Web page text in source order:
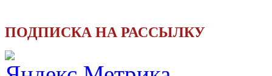
ПОДПИСКА НА РАССЫЛКУ